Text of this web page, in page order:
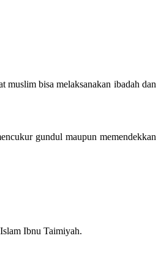
muslim bisa melaksanakan ibadah dan
gundul maupun memendekkan
Ibnu Taimiyah.